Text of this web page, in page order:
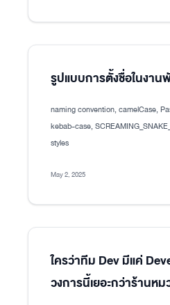
รูปแบบการตั้งชื่อในงา
naming convention, camelCase,
kebab-case,
styles
May 2, 2025
ใครว่าทีม Dev มีแค่
วงการนี้เยอะกว่าร้าน